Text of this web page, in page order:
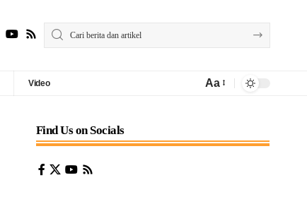
Video Aa
Find Us on Socials